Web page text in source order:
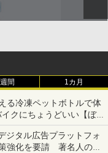
間 1カ月
る冷凍ペットボトルで体
クにちょうどいい【ぼっ
でなにしてる？】
ジタル広告プラットフォ
強化を要請 著名人の写